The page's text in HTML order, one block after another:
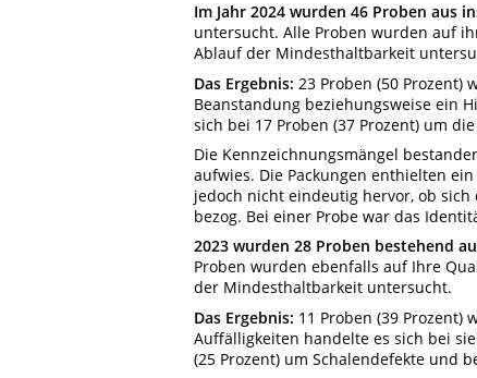
Im Jahr 2024 wurden 46 Proben aus
untersucht. Alle Proben wurden auf
Ablauf der Mindesthaltbarkeit
Das Ergebnis: 23 Proben (50 Prozent)
Beanstandung beziehungsweise ein
sich bei 17 Proben (37 Prozent) um
Die Kennzeichnungsmängel
aufwies. Die Packungen enthielten
jedoch nicht eindeutig hervor, ob sich
bezog. Bei einer Probe war das
2023 wurden 28 Proben bestehend
Proben wurden ebenfalls auf Ihre
der Mindesthaltbarkeit untersucht.
Das Ergebnis: 11 Proben (39 Prozent)
Auffälligkeiten handelte es sich bei
(25 Prozent) um Schalendefekte und